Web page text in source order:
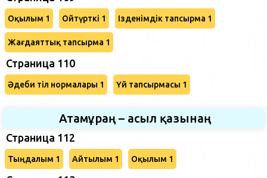
Оқылым 1 Ойтүрткі 1 Ізденімдік тапсырма 1
Жағдаяттық тапсырма 1
Страница 110
Әдеби тіл нормалары 1 Үй тапсырмасы 1
Атамұраң – асыл қазынаң
Страница 112
Тыңдалым 1 Айтылым 1 Оқылым 1